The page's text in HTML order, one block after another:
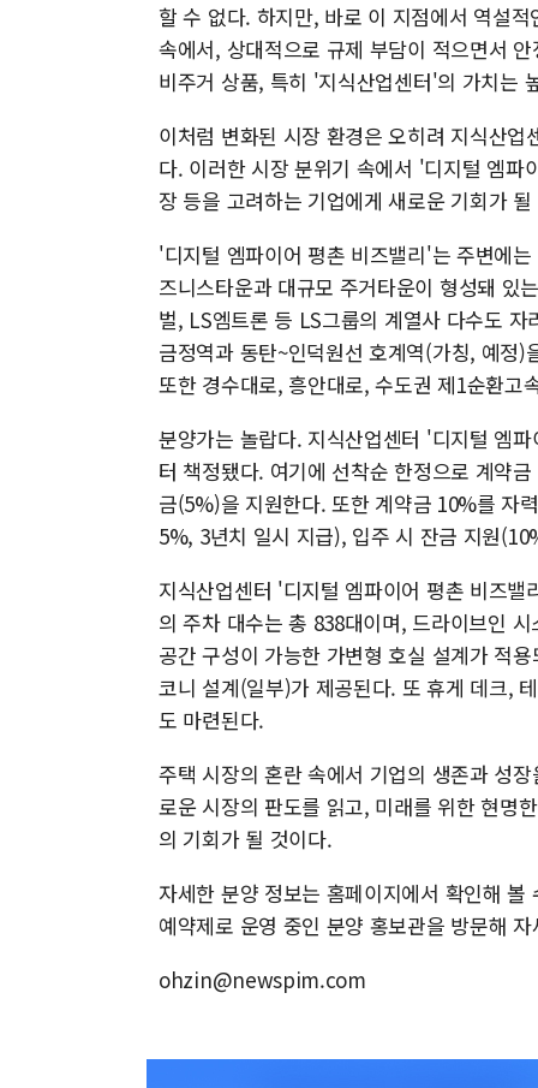
할 수 없다. 하지만, 바로 이 지점에서 역설
속에서, 상대적으로 규제 부담이 적으면서
비주거 상품, 특히 '지식산업센터'의 가치는
이처럼 변화된 시장 환경은 오히려 지식산
다. 이러한 시장 분위기 속에서 '디지털 엠
장 등을 고려하는 기업에게 새로운 기회가
'디지털 엠파이어 평촌 비즈밸리'는 주변에
즈니스타운과 대규모 주거타운이 형성돼 있
벌, LS엠트론 등 LS그룹의 계열사 다수도
금정역과 동탄~인덕원선 호계역(가칭, 예정
또한 경수대로, 흥안대로, 수도권 제1순환고
분양가는 놀랍다. 지식산업센터 '디지털 엠
터 책정됐다. 여기에 선착순 한정으로 계약
금(5%)을 지원한다. 또한 계약금 10%를 자
5%, 3년치 일시 지급), 입주 시 잔금 지원
지식산업센터 '디지털 엠파이어 평촌 비즈
의 주차 대수는 총 838대이며, 드라이브인
공간 구성이 가능한 가변형 호실 설계가 적
코니 설계(일부)가 제공된다. 또 휴게 데크,
도 마련된다.
주택 시장의 혼란 속에서 기업의 생존과 성
로운 시장의 판도를 읽고, 미래를 위한 현명
의 기회가 될 것이다.
자세한 분양 정보는 홈페이지에서 확인해
예약제로 운영 중인 분양 홍보관을 방문해
ohzin@newspim.com